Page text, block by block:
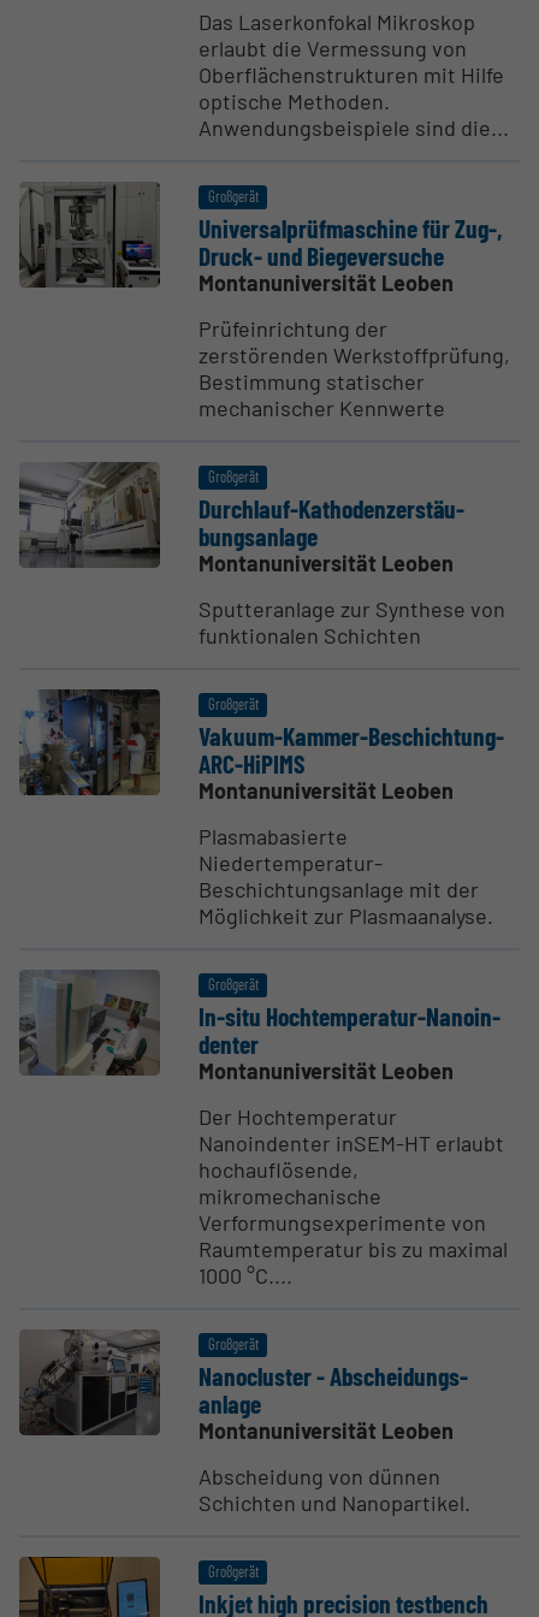
Das Laserkonfokal Mikroskop
erlaubt die Vermessung von
Oberflächenstrukturen mit Hilfe
optische Methoden.
Anwendungsbeispiele sind die...
Großgerät
Univer­sal­prüf­ma­schine für Zug-,
Druck- und Biege­ver­suche
Montanuniversität Leoben
Prüfeinrichtung der
zerstörenden Werkstoffprüfung,
Bestimmung statischer
mechanischer Kennwerte
Großgerät
Durchlauf-Katho­den­zer­stäu­
bungs­anlage
Montanuniversität Leoben
Sputteranlage zur Synthese von
funktionalen Schichten
Großgerät
Vakuum-Kammer-Beschichtung-
ARC-HiPIMS
Montanuniversität Leoben
Plasmabasierte
Niedertemperatur-
Beschichtungsanlage mit der
Möglichkeit zur Plasmaanalyse.
Großgerät
In-situ Hochtem­pe­ratur-Nanoin­
denter
Montanuniversität Leoben
Der Hochtemperatur
Nanoindenter inSEM-HT erlaubt
hochauflösende,
mikromechanische
Verformungsexperimente von
Raumtemperatur bis zu maximal
1000 °C....
Großgerät
Nanocluster - Abschei­dungs­
anlage
Montanuniversität Leoben
Abscheidung von dünnen
Schichten und Nanopartikel.
Großgerät
Inkjet high precision testbench